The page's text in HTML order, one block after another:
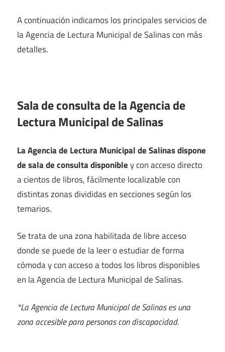
A continuación indicamos los principales servicios de
la Agencia de Lectura Municipal de Salinas con más
detalles.
Sala de consulta de la Agencia de
Lectura Municipal de Salinas
La Agencia de Lectura Municipal de Salinas dispone
de sala de consulta disponibley con acceso directo
a cientos de libros, fácilmente localizable con
distintas zonas divididas en secciones según los
temarios.
Se trata de una zona habilitada de libre acceso
donde se puede de la leer o estudiar de forma
cómoda y con acceso a todos los libros disponibles
en la Agencia de Lectura Municipal de Salinas.
*La Agencia de Lectura Municipal de Salinas es una
zona accesible para personas con discapacidad.